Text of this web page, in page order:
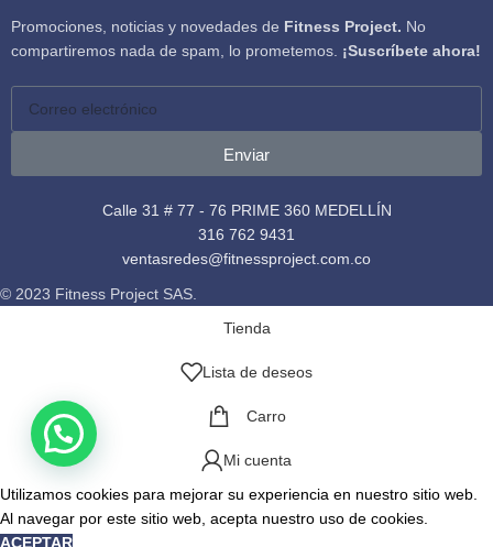
Promociones, noticias y novedades de Fitness Project. No
compartiremos nada de spam, lo prometemos. ¡Suscríbete ahora!
Enviar
Calle 31 # 77 - 76 PRIME 360 MEDELLÍN
316 762 9431
ventasredes@fitnessproject.com.co
© 2023 Fitness Project SAS.
Tienda
Lista de deseos
Carro
Mi cuenta
Utilizamos cookies para mejorar su experiencia en nuestro sitio web.
Al navegar por este sitio web, acepta nuestro uso de cookies.
ACEPTAR